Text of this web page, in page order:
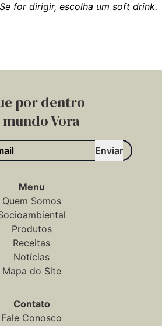
for dirigir, escolha um soft drink.
por dentro
Vora
Enviar
Menu
Quem Somos
Produtos
Receitas
Notícias
Mapa do Site
Contato
Fale Conosco